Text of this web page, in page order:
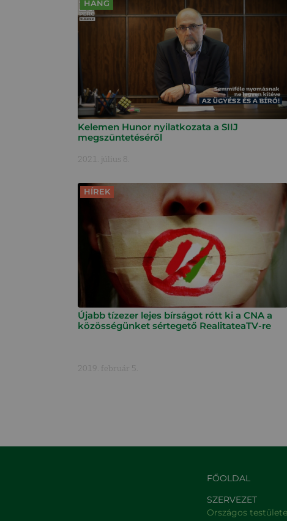
HANG
Kelemen Hunor nyilatkozata a SIIJ
megszüntetéséről
2021. július 8.
HÍREK
Újabb tízezer lejes bírságot rótt ki a CNA a
közösségünket sértegető RealitateaTV-re
2019. február 5.
FŐOLDAL
SZERVEZET
Országos